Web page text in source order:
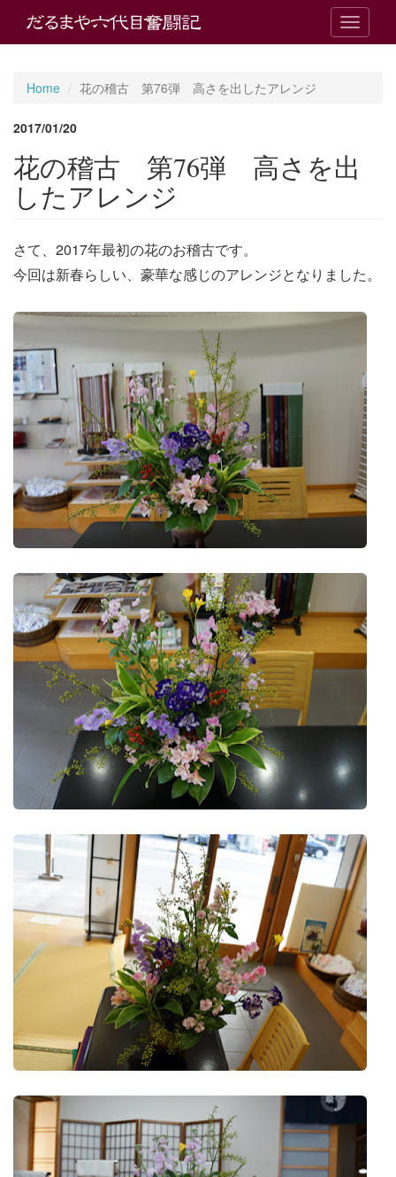
T
o
v
i
o
Home 花の稽古 第76弾 高さを出したアレンジ
2017/01/20
花の稽古 第76弾 高さを出
したアレンジ
さて、2017年最初の花のお稽古です。
今回は新春らしい、豪華な感じのアレンジとなりました。